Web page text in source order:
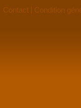
Contact Condition